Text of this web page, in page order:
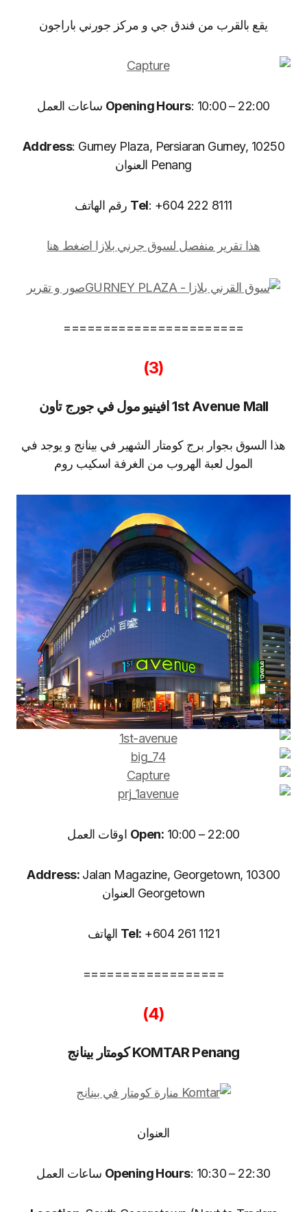
يقع بالقرب من فندق جي و مركز جورني باراجون
Opening Hours: 10:00 – 22:00 ساعات العمل
Address: Gurney Plaza, Persiaran Gurney, 10250
Penang العنوان
Tel: +604 222 8111 رقم الهاتف
هذا تقرير منفصل لسوق جرني بلازا اضغط هنا
=======================
(3)
1st Avenue Mall افينيو مول في جورج تاون
هذا السوق بجوار برج كومتار الشهير في بينانج و يوجد في
المول لعبة الهروب من الغرفة اسكيب روم
Open: 10:00 – 22:00 اوقات العمل
Address: Jalan Magazine, Georgetown, 10300
Georgetown العنوان
Tel: +604 261 1121 الهاتف
==================
(4)
KOMTAR Penang كومتار بينانج
العنوان
Opening Hours: 10:30 – 22:30 ساعات العمل